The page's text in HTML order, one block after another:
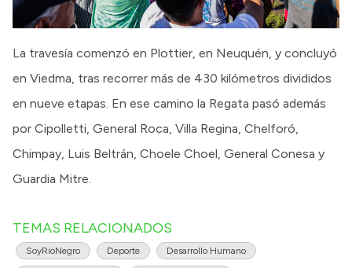
La travesía comenzó en Plottier, en Neuquén, y concluyó
en Viedma, tras recorrer más de 430 kilómetros divididos
en nueve etapas. En ese camino la Regata pasó además
por Cipolletti, General Roca, Villa Regina, Chelforó,
Chimpay, Luis Beltrán, Choele Choel, General Conesa y
Guardia Mitre.
TEMAS RELACIONADOS
SoyRioNegro Deporte Desarrollo Humano